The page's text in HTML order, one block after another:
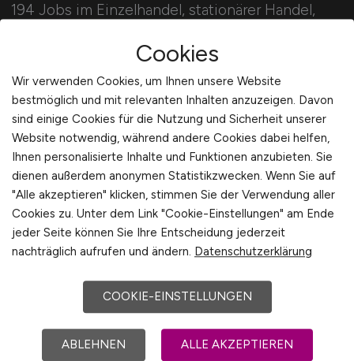
194 Jobs im Einzelhandel, stationärer Handel,
Für Arbeitnehmer
Für Arbeitgeber
Stellenanzeigen schalten
Mediadaten & Konditionen
Arbeitgeber Seite
Arbeitgeber Kontakt
Cookies
Wir verwenden Cookies, um Ihnen unsere Website
bestmöglich und mit relevanten Inhalten anzuzeigen. Davon
sind einige Cookies für die Nutzung und Sicherheit unserer
Website notwendig, während andere Cookies dabei helfen,
Ihnen personalisierte Inhalte und Funktionen anzubieten. Sie
dienen außerdem anonymen Statistikzwecken. Wenn Sie auf
"Alle akzeptieren" klicken, stimmen Sie der Verwendung aller
Cookies zu. Unter dem Link "Cookie-Einstellungen" am Ende
jeder Seite können Sie Ihre Entscheidung jederzeit
nachträglich aufrufen und ändern. Datenschutzerklärung
COOKIE-EINSTELLUNGEN
ABLEHNEN ALLE AKZEPTIEREN